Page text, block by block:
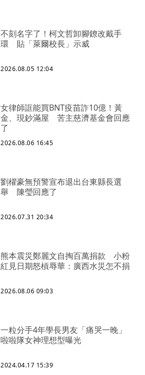
不刻名字了！柯文哲卸腳鐐改戴手
環 貼「萊爾校長」示威
2026.08.05 12:04
女律師誆能買BNT疫苗詐10億！黃
金、現鈔滿屋 苦主慈濟基金會回應
了
2026.08.06 16:45
劉櫂豪無預警宣布退出台東縣長選
舉 陳瑩回應了
2026.07.31 20:34
熊本震災鄭麗文自掏百萬捐款 小粉
紅見日期怒槓辱華：廣西水災怎不捐
2026.08.06 09:03
一粒分手4年學長男友「痛哭一晚」
啦啦隊女神理想型曝光
2024.04.17 15:39